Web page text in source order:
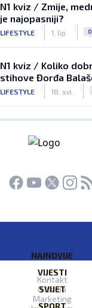
N1 kviz / Zmije,
je najopasniji?
LIFESTYLE
|
1. lip.
| 0
N1 kviz / Koliko
stihove Đorđa
LIFESTYLE
|
18. svi.
|
NAJNOVIJE
VIJESTI
SVIJET
SPORT
Kontakt
O Nama
Marketing